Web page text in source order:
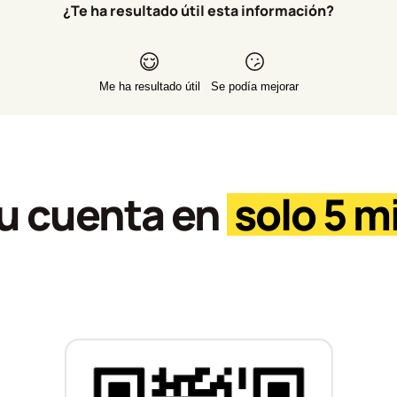
¿Te ha resultado útil esta información?
Me ha resultado útil Se podía mejorar
cuenta en solo 5